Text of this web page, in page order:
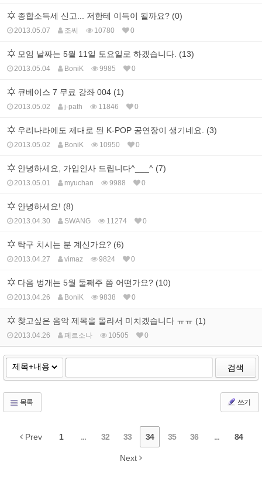
종합소득세 신고... 저한테 이득이 될까요? (0)
2013.05.07 조씨 10780 0
모임 날짜는 5월 11일 토요일로 하겠습니다. (13)
2013.05.04 BoniK 9985 0
큐베이스 7 무료 강좌 004 (1)
2013.05.02 j-path 11846 0
우리나라에도 제대로 된 K-POP 공연장이 생기네요. (3)
2013.05.02 BoniK 10950 0
안녕하세요, 가입인사 드립니다^___^ (7)
2013.05.01 myuchan 9988 0
안녕하세요! (8)
2013.04.30 SWANG 11274 0
탁구 치시는 분 계신가요? (6)
2013.04.27 vimaz 9824 0
다음 벙개는 5월 둘째주 쯤 어떤가요? (10)
2013.04.26 BoniK 9838 0
찾고싶은 음악 제목을 몰라서 미치겠습니다 ㅠㅠ (1)
2013.04.26 페르소나 10505 0
검색
목록 쓰기
Prev 1 ... 32 33 34 35 36 ... 84
Next